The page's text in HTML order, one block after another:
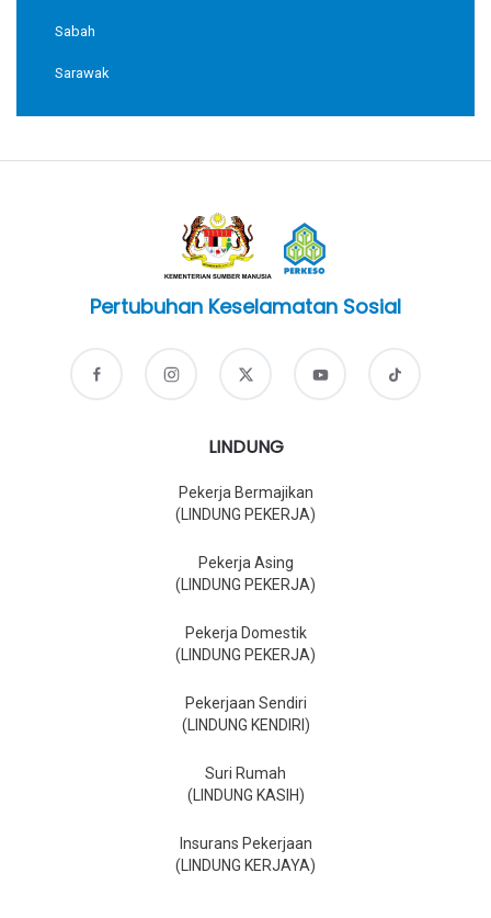
Sabah
Sarawak
Pertubuhan Keselamatan Sosial
LINDUNG
Pekerja Bermajikan
(LINDUNG PEKERJA)
Pekerja Asing
(LINDUNG PEKERJA)
Pekerja Domestik
(LINDUNG PEKERJA)
Pekerjaan Sendiri
(LINDUNG KENDIRI)
Suri Rumah
(LINDUNG KASIH)
Insurans Pekerjaan
(LINDUNG KERJAYA)